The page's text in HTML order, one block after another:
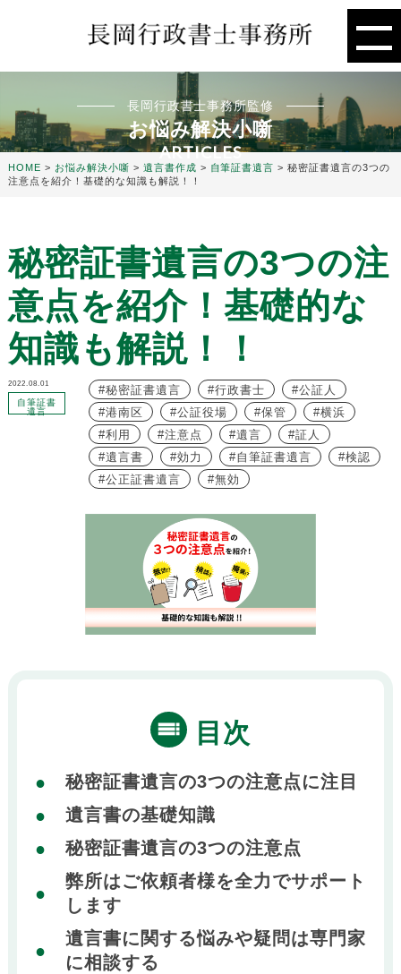
長岡行政書士事務所監修
お悩み解決小噺
ARTICLES
HOME > お悩み解決小噺 > 遺言書作成 > 自筆証書遺言 >秘密証書遺言の3つの
注意点を紹介！基礎的な知識も解説！！
秘密証書遺言の3つの注
意点を紹介！基礎的な
知識も解説！！
2022.08.01
自筆証書
遺言
秘密証書遺言 行政書士
公証人
港南区
公証役場 保管
横浜
利用
注意点 遺言
証人
遺言書
効力 自筆証書遺言
検認
公正証書遺言
無効
目次
秘密証書遺言の3つの注意点に注目
遺言書の基礎知識
秘密証書遺言の3つの注意点
弊所はご依頼者様を全力でサポート
します
遺言書に関する悩みや疑問は専門家
に相談する